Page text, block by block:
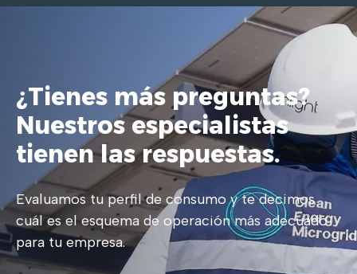
¿Tienes más preguntas?
Nuestros especialistas
tienen las respuestas.
Evaluamos tu perfil de consumo y te decimos
cuál es el esquema de operación más adecuado
para tu empresa.